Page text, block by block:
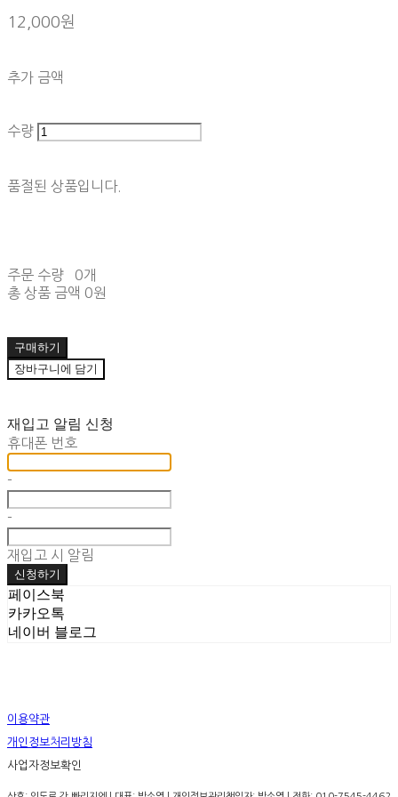
12,000원
추가 금액
수량
품절된 상품입니다.
주문 수량
0개
총 상품 금액 0원
구매하기
장바구니에 담기
재입고 알림 신청
휴대폰 번호
-
-
재입고 시 알림
신청하기
페이스북
카카오톡
네이버 블로그
이용약관
개인정보처리방침
사업자정보확인